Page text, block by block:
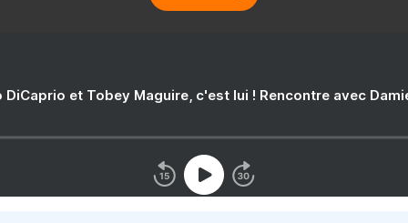
DiCaprio et Tobey Maguire, c'est lui ! Rencontre avec